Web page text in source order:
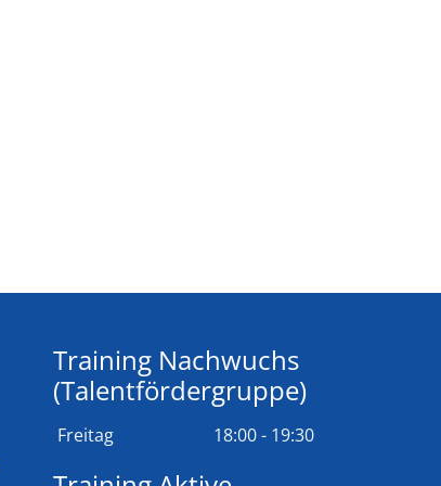
Training Nachwuchs
(Talentfördergruppe)
Freitag 18:00 - 19:30